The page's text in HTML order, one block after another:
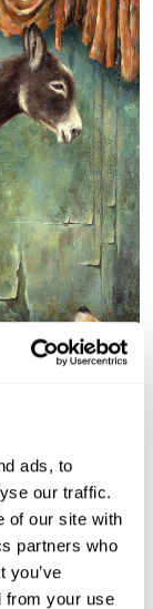
ads, to
our traffic.
of our site with
partners who
you’ve
from your use
dole ELIAN